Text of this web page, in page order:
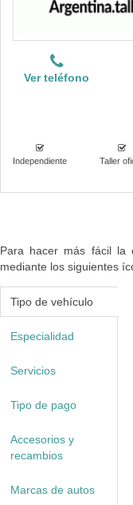
Ver teléfono
Independiente Taller
Para hacer más fácil la
mediante los siguientes
Tipo de vehículo
Especialidad
Servicios
Tipo de pago
Accesorios y
recambios
Marcas de autos